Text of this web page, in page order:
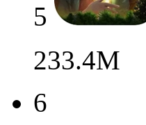
5
233.4M
6